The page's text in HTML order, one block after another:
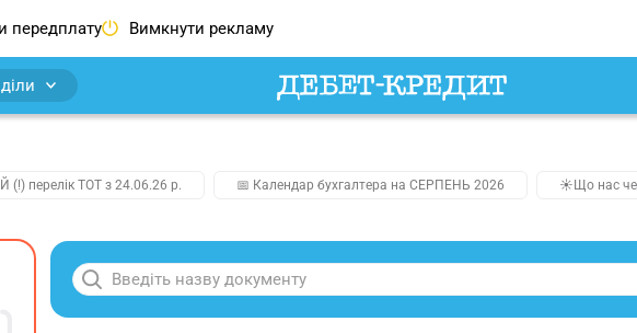
передплату Вимкнути рекламу
(!) перелік ТОТ з 24.06.26 р. 📅 Календар бухгалтера на СЕРПЕНЬ 2026 ☀️Що нас